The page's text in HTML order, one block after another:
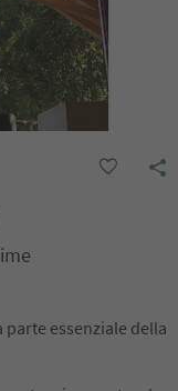
parte essenziale della